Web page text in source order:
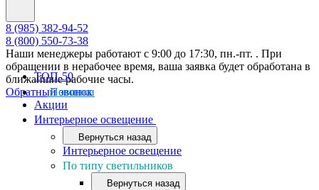
8 (985) 382-94-52
8 (800) 550-73-38
Наши менеджеры работают с 9:00 до 17:30, пн.-пт. . При
обращении в нерабочее время, ваша заявка будет обработана в
ближайшие рабочие часы.
Обратный звонок
ТОП-50
Новинки
Акции
Интерьерное освещение
Вернуться назад
Интерьерное освещение
По типу светильников
Вернуться назад